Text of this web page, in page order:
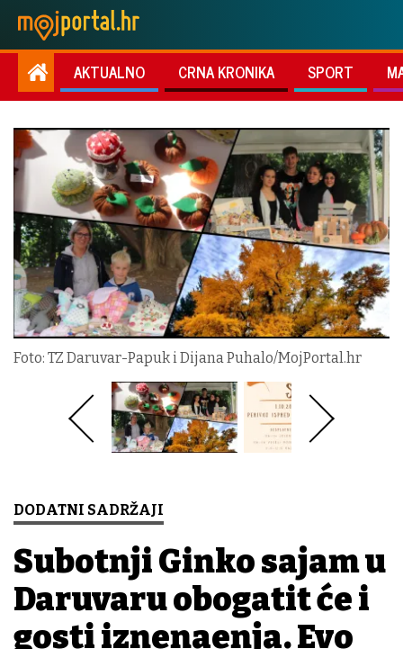
AKTUALNO CRNA KRONIKA SPORT
Foto: TZ Daruvar-Papuk i Dijana Puhalo/MojPortal.hr
DODATNI SADRŽAJI
Subotnji Ginko sajam u
Daruvaru obogatit će i
gosti iznenađenja. Evo